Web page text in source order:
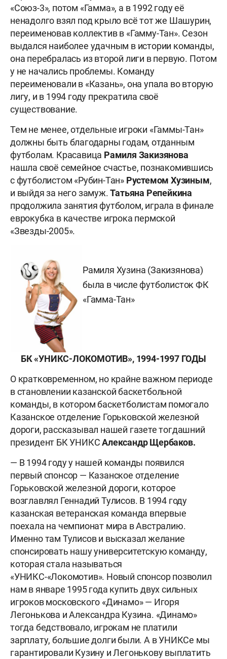
«Союз-3», потом «Гамма», а в 1992 году её
ненадолго взял под крыло всё тот же Шашурин,
переименовав коллектив в «Гамму-Тан». Сезон
выдался наиболее удачным в истории команды,
она перебралась из второй лиги в первую. Потом
у не начались проблемы. Команду
переименовали в «Казань», она упала во вторую
лигу, и в 1994 году прекратила своё
существование.
Тем не менее, отдельные игроки «Гаммы-Тан»
должны быть благодарны годам, отданным
футболам. Красавица Рамиля Закизянова
нашла своё семейное счастье, познакомившись
с футболистом «Рубин-Тан» Рустемом Хузиным,
и выйдя за него замуж.Татьяна Репейкина
продолжила занятия футболом, играла в финале
еврокубка в качестве игрока пермской
«Звезды-2005».
Рамиля Хузина (Закизянова)
была в числе футболисток ФК
«Гамма-Тан»
БК «УНИКС-ЛОКОМОТИВ», 1994-1997 ГОДЫ
О кратковременном, но крайне важном периоде
в становлении казанской баскетбольной
команды, в котором баскетболистам помогало
Казанское отделение Горьковской железной
дороги, рассказывал нашей газете тогдашний
президент БК УНИКСАлександр Щербаков.
— В 1994 году у нашей команды появился
первый спонсор — Казанское отделение
Горьковской железной дороги, которое
возглавлял Геннадий Тулисов. В 1994 году
казанская ветеранская команда впервые
поехала на чемпионат мира в Австралию.
Именно там Тулисов и высказал желание
спонсировать нашу университетскую команду,
которая стала называться
«УНИКС-«Локомотив». Новый спонсор позволил
нам в январе 1995 года купить двух сильных
игроков московского «Динамо» — Игоря
Легонькова и Александра Кузина. «Динамо»
тогда бедствовало, игрокам не платили
зарплату, большие долги были. А в УНИКСе мы
гарантировали Кузину и Легонькову выплатить